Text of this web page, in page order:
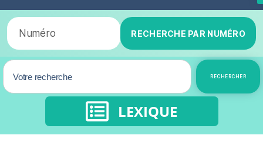
RECHERCHE PAR NUMÉRO
RECHERCHER
LEXIQUE